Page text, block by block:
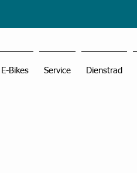
Bikes Service Dienstrad